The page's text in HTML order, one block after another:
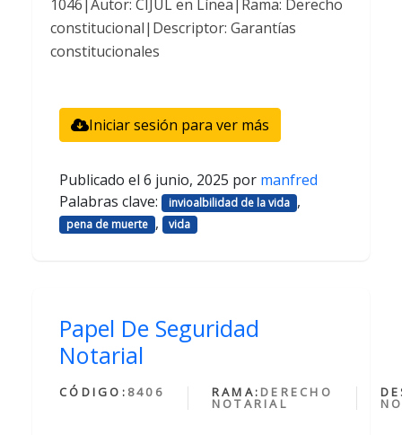
1046|Autor: CIJUL en Línea|Rama: Derecho
constitucional|Descriptor: Garantías
constitucionales
Iniciar sesión para ver más
Publicado el 6 junio, 2025 por manfred
Palabras clave:
invioalbilidad de la vida ,
pena de muerte , vida
Papel De Seguridad
Notarial
CÓDIGO: 8406 RAMA: DERECHO
NOTARIAL